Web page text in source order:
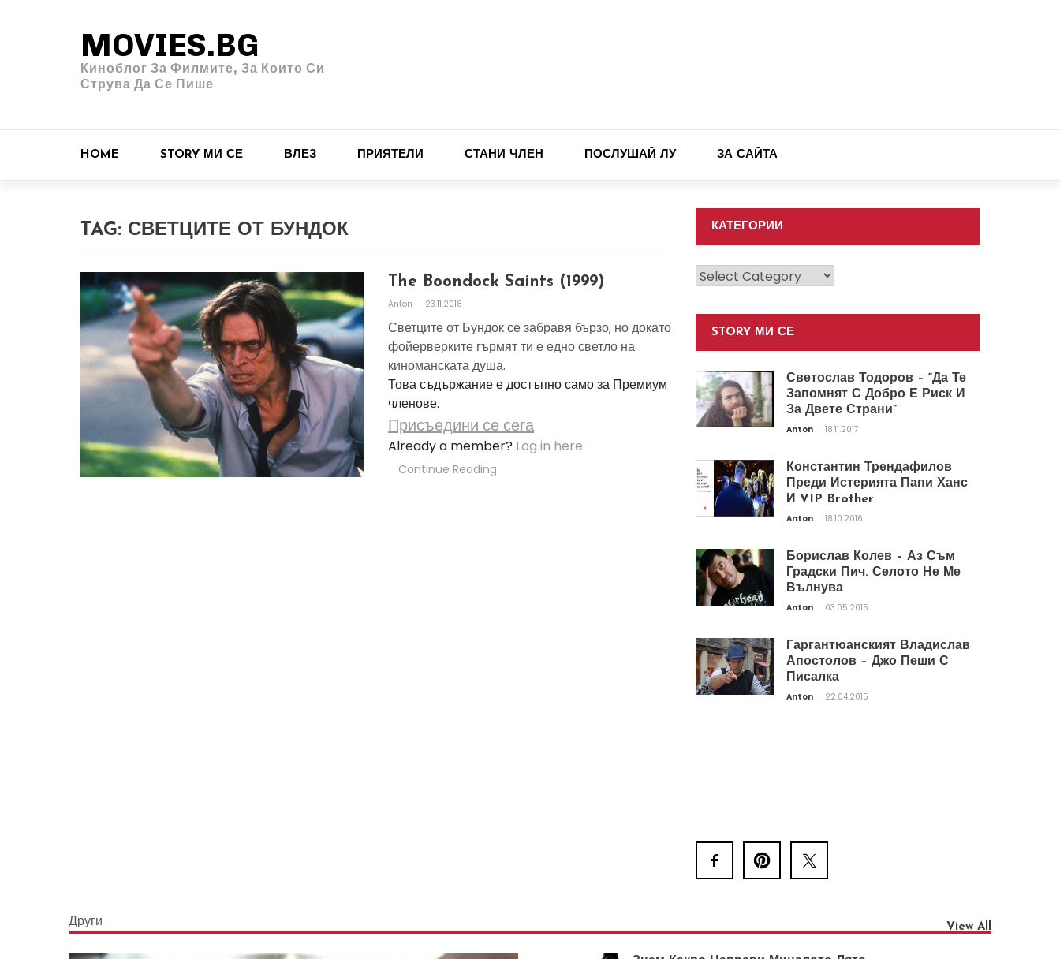
MOVIES.BG
Киноблог За Филмите, За Които Си
Струва Да Се Пише
HOME STORY МИ СЕ ВЛЕЗ ПРИЯТЕЛИ СТАНИ ЧЛЕН ПОСЛУШАЙ ЛУ ЗА САЙТА
TAG: СВЕТЦИТЕ ОТ БУНДОК
The Boondock Saints (1999)
Anton 23.11.2018
Светците от Бундок се забравя бързо, но докато
фойерверките гърмят ти е едно светло на
киноманската душа.
Това съдържание е достъпно само за Премиум
членове.
Присъедини се сега
Already a member? Log in here
Continue Reading
КАТЕГОРИИ
Категории
STORY МИ СЕ
Светослав Тодоров – “Да Те
Запомнят С Добро Е Риск И
За Двете Страни”
Anton 18.11.2017
Константин Трендафилов
Преди Истерията Папи Ханс
И VIP Brother
Anton 18.10.2016
Борислав Колев – Аз Съм
Градски Пич. Селото Не Ме
Вълнува
Anton 03.05.2015
Гаргантюанският Владислав
Апостолов – Джо Пеши С
Писалка
Anton 22.04.2015
Други View All